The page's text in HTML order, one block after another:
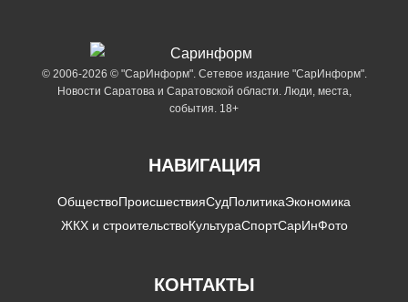
© 2006-2026 © "СарИнформ". Сетевое издание "СарИнформ".
Новости Саратова и Саратовской области. Люди, места,
события. 18+
НАВИГАЦИЯ
ОбществоПроисшествияСудПолитикаЭкономика
ЖКХ и строительствоКультураСпортСарИнФото
КОНТАКТЫ